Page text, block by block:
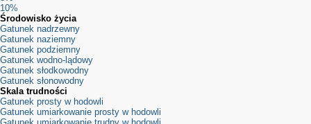
10%
Środowisko życia
Gatunek nadrzewny
Gatunek naziemny
Gatunek podziemny
Gatunek wodno-lądowy
Gatunek słodkowodny
Gatunek słonowodny
Skala trudności
Gatunek prosty w hodowli
Gatunek umiarkowanie prosty w hodowli